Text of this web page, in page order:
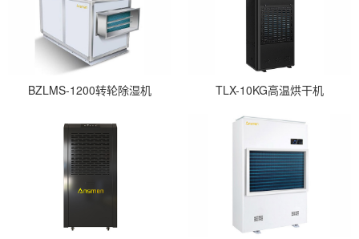
BZLMS-1200转轮除湿机 TLX-10KG高温烘干机